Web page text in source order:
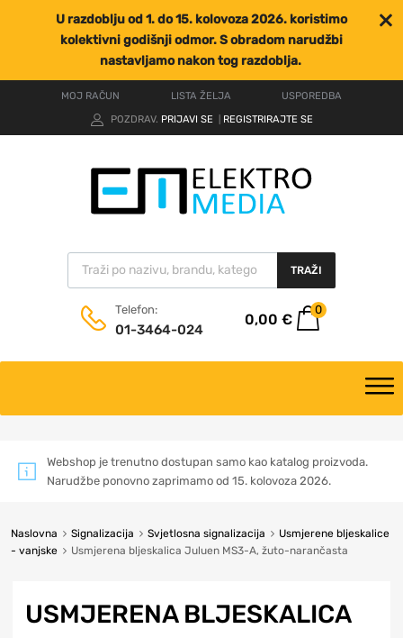
U razdoblju od 1. do 15. kolovoza 2026. koristimo
kolektivni godišnji odmor. S obradom narudžbi
nastavljamo nakon tog razdoblja.
MOJ RAČUN LISTA ŽELJA
USPOREDBA
POZDRAV. PRIJAVI SE REGISTRIRAJTE SE
TRAŽI
Telefon:
01-3464-024
0,00 €
0
Webshop je trenutno dostupan samo kao katalog proizvoda.
Narudžbe ponovno zaprimamo od 15. kolovoza 2026.
Naslovna Signalizacija Svjetlosna signalizacija
Usmjerene bljeskalice
- vanjske
Usmjerena bljeskalica Juluen MS3-A, žuto-narančasta
USMJERENA BLJESKALICA